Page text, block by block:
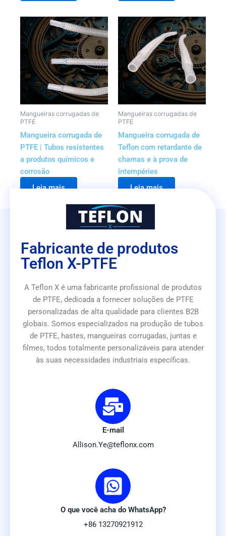
Mangueiras corrugadas de
PTFE
Mangueira corrugada de
PTFE | Tubos resistentes
a produtos químicos e
corrosão
Leia mais
Mangueiras corrugadas de
PTFE
Mangueira corrugada de
Teflon com retardante de
chamas e à prova de
intempéries
Leia mais
Fabricante de produtos
Teflon X-PTFE
A Teflon X é uma fabricante profissional de produtos
de PTFE, dedicada a fornecer soluções de PTFE
personalizadas de alta qualidade para clientes B2B
globais. Somos especializados na produção de tubos
de PTFE, hastes, mangueiras corrugadas, juntas e
filmes, todos totalmente personalizáveis para atender
às suas necessidades industriais específicas.
E-mail
Allison.Ye@teflonx.com
O que você acha do WhatsApp?
+86 13270921912